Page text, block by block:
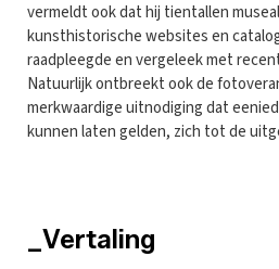
vermeldt ook dat hij tientallen
kunsthistorische websites en
raadpleegde en vergeleek met
Natuurlijk ontbreekt ook de
merkwaardige uitnodiging dat
kunnen laten gelden, zich tot de
_Vertaling